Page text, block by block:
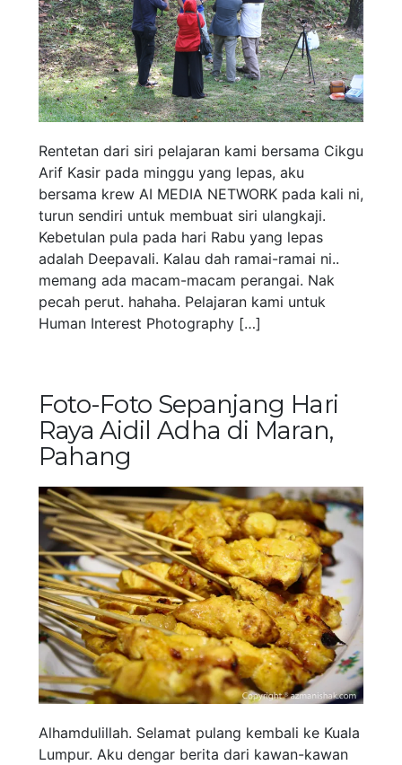
Rentetan dari siri pelajaran kami bersama Cikgu
Arif Kasir pada minggu yang lepas, aku
bersama krew AI MEDIA NETWORK pada kali ni,
turun sendiri untuk membuat siri ulangkaji.
Kebetulan pula pada hari Rabu yang lepas
adalah Deepavali. Kalau dah ramai-ramai ni..
memang ada macam-macam perangai. Nak
pecah perut. hahaha. Pelajaran kami untuk
Human Interest Photography […]
Foto-Foto Sepanjang Hari
Raya Aidil Adha di Maran,
Pahang
Alhamdulillah. Selamat pulang kembali ke Kuala
Lumpur. Aku dengar berita dari kawan-kawan